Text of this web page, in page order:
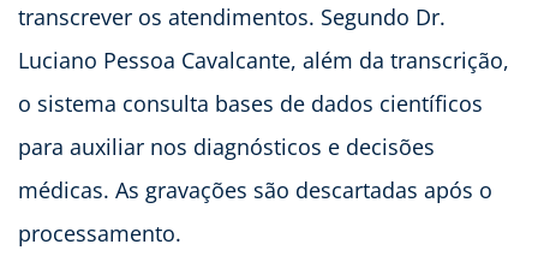
transcrever os atendimentos. Segundo Dr.
Luciano Pessoa Cavalcante, além da transcrição,
o sistema consulta bases de dados científicos
para auxiliar nos diagnósticos e decisões
médicas. As gravações são descartadas após o
processamento.